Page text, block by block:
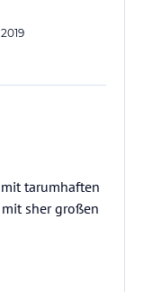
tarumhaften
sher großen